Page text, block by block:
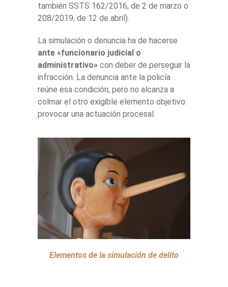
también SSTS 162/2016, de 2 de marzo o
208/2019, de 12 de abril).
La simulación o denuncia ha de hacerse
ante «funcionario judicial o
administrativo» con deber de perseguir la
infracción. La denuncia ante la policía
reúne esa condición, pero no alcanza a
colmar el otro exigible elemento objetivo:
provocar una actuación procesal.
Elementos de la simulación de delito